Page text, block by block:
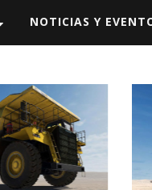
NOTICIAS Y